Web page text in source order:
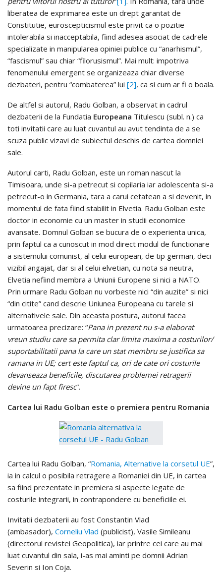
liberatea de exprimarea este un drept garantat de
Constitutie, euroscepticismul este privit ca o pozitie
intolerabila si inacceptabila, fiind adesea asociat de cadrele
specializate in manipularea opiniei publice cu “anarhismul”,
“fascismul” sau chiar “filorusismul”. Mai mult: impotriva
fenomenului emergent se organizeaza chiar diverse
dezbateri, pentru “combaterea” lui [2], ca si cum ar fi o boala.
De altfel si autorul, Radu Golban, a observat in cadrul
dezbaterii de la Fundatia Europeana Titulescu (subl. n.) ca
toti invitatii care au luat cuvantul au avut tendinta de a se
scuza public vizavi de subiectul deschis de cartea domniei
sale.
Autorul carti, Radu Golban, este un roman nascut la
Timisoara, unde si-a petrecut si copilaria iar adolescenta si-a
petrecut-o in Germania, tara a carui cetatean a si devenit, in
momentul de fata fiind stabilit in Elvetia. Radu Golban este
doctor in economie cu un master in studii economice
avansate. Domnul Golban se bucura de o experienta unica,
prin faptul ca a cunoscut in mod direct modul de functionare
a sistemului comunist, al celui european, de tip german, deci
vizibil angajat, dar si al celui elvetian, cu nota sa neutra,
Elvetia nefiind membra a Uniunii Europene si nici a NATO.
Prin urmare Radu Golban nu vorbeste nici “din auzite” si nici
“din citite” cand descrie Uniunea Europeana cu tarele si
alternativele sale. Din aceasta postura, autorul facea
urmatoarea precizare: “Pana in prezent nu s-a elaborat
vreun studiu care sa permita clar limita maxima a costurilor/
suportabilitatii pana la care un stat membru se justifica sa
ramana in UE; cert este faptul ca, ori de cate ori costurile
devanseaza beneficile, discutarea problemei retragerii
devine un fapt firesc“.
Cartea lui Radu Golban este o premiera pentru Romania
Cartea lui Radu Golban, “Romania, Alternative la corsetul UE”,
ia in calcul o posibila retragere a Romaniei din UE, in cartea
sa fiind prezentate in premiera si aspecte legate de
costurile integrarii, in contrapondere cu beneficiile ei.
Invitatii dezbaterii au fost Constantin Vlad
(ambasador), Corneliu Vlad (publicist), Vasile Simileanu
(directorul revistei Geopolitica), iar printre cei care au mai
luat cuvantul din sala, i-as mai aminti pe domnii Adrian
Severin si Ion Coja.